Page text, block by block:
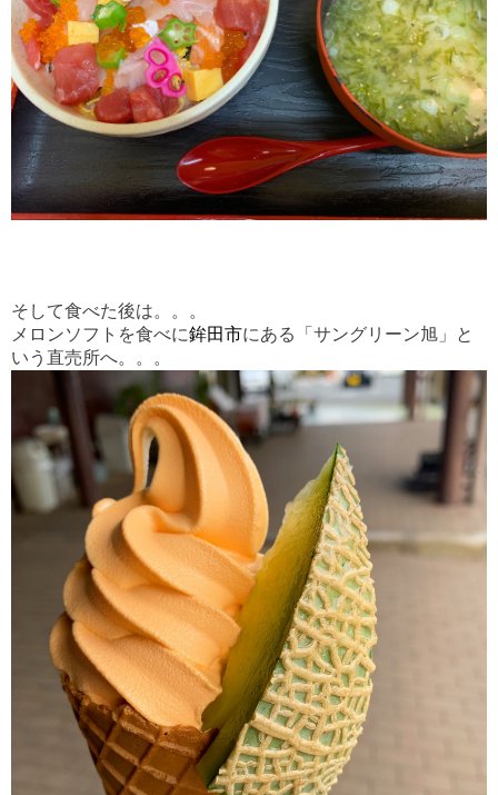
そして食べた後は。。。
メロンソフトを食べに鉾田市にある「サングリーン旭」と
いう直売所へ。。。